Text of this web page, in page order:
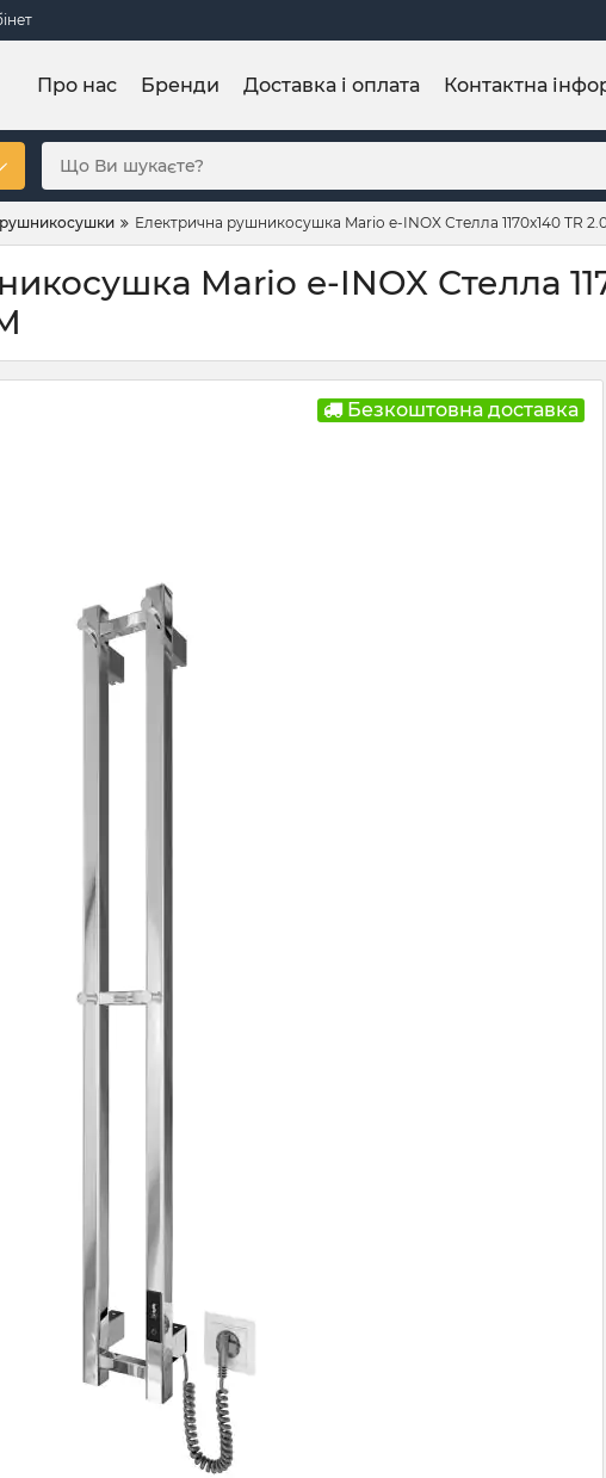
Про нас Бренди Доставка і оплата Контактна
рушникосушки Електрична рушникосушка Mario e-INOX Стелла 1170х140 TR
Mario e-INOX Стелла
Безкоштовна доставка